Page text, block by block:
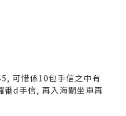
可惜係10包手信之中有
d手信, 再入海關坐車再